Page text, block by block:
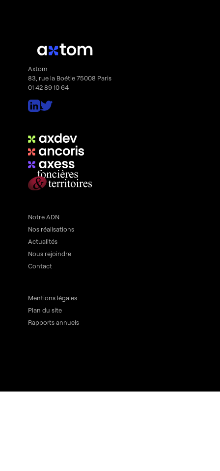
Axtom
83, rue la Boétie 75008 Paris
01 42 89 10 64
Notre ADN
Nos réalisations
Actualités
Nous rejoindre
Contact
Mentions légales
Plan du site
Rapports annuels